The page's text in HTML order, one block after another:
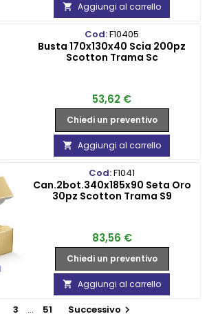
 Aggiungi al carrello
Cod:F10405
Busta 170x130x40 Scia 200pz
Scotton Trama Sc
Prezzo
53,62 €
Chiedi un preventivo
 Aggiungi al carrello
Cod:F1041
Can.2bot.340x185x90 Seta Oro
30pz Scotton Trama S9
Prezzo
83,56 €
Chiedi un preventivo
 Aggiungi al carrello
3 … 51 Successivo 